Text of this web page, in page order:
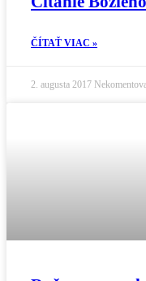
ČÍTAŤ VIAC »
2. augusta 2017